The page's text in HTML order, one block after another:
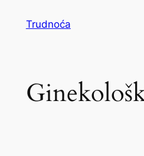
Trudnoća